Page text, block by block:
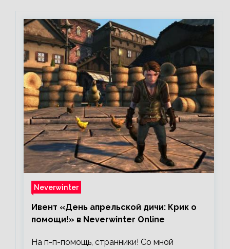
Neverwinter
Ивент «День апрельской дичи: Крик о
помощи!» в Neverwinter Online
На п-п-помощь, странники! Со мной